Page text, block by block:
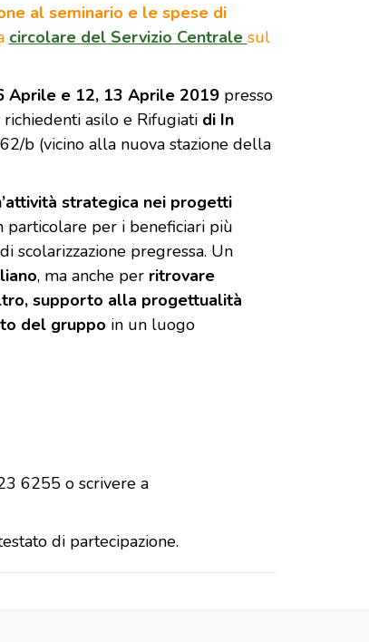
al seminario e le spese di
circolare del Servizio Centrale sul
Aprile e 12, 13 Aprile 2019presso
richiedenti asilo e Rifugiati di In
b (vicino alla nuova stazione della
strategica nei progetti
particolare per i beneficiari più
scolarizzazione pregressa. Un
, ma anche per ritrovare
supporto alla progettualità
del gruppo in un luogo
6255 o scrivere a
di partecipazione.